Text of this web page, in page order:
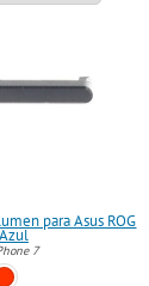
para Asus ROG
7